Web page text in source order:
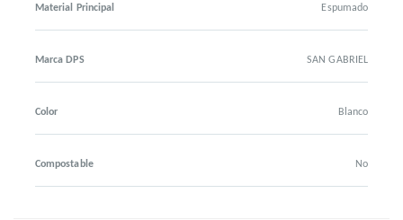
Material Principal Espumado
Marca DPS SAN GABRIEL
Color Blanco
Compostable No